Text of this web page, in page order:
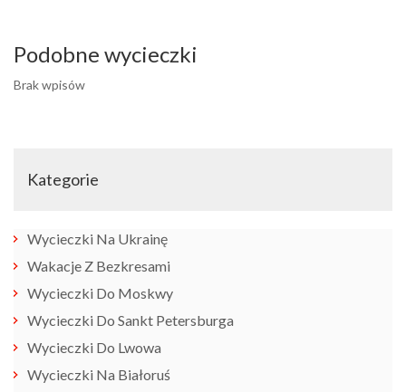
Podobne wycieczki
Brak wpisów
Kategorie
Wycieczki Na Ukrainę
Wakacje Z Bezkresami
Wycieczki Do Moskwy
Wycieczki Do Sankt Petersburga
Wycieczki Do Lwowa
Wycieczki Na Białoruś